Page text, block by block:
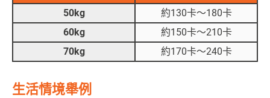
50kg
約130卡～180卡
60kg
約150卡～210卡
70kg
約170卡～240卡
生活情境舉例